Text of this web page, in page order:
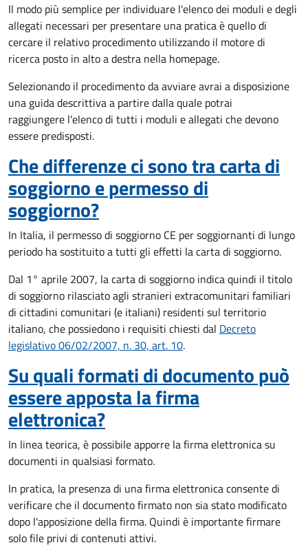
Il modo più semplice per individuare l'elenco dei moduli e degli
allegati necessari per presentare una pratica è quello di
cercare il relativo procedimento utilizzando il motore di
ricerca posto in alto a destra nella homepage.
Selezionando il procedimento da avviare avrai a disposizione
una guida descrittiva a partire dalla quale potrai
raggiungere l'elenco di tutti i moduli e allegati che devono
essere predisposti.
Che differenze ci sono tra carta di
soggiorno e permesso di
soggiorno?
In Italia, il permesso di soggiorno CE per soggiornanti di lungo
periodo ha sostituito a tutti gli effetti la carta di soggiorno.
Dal 1° aprile 2007, la carta di soggiorno indica quindi il titolo
di soggiorno rilasciato agli stranieri extracomunitari familiari
di cittadini comunitari (e italiani) residenti sul territorio
italiano, che possiedono i requisiti chiesti dal Decreto
legislativo 06/02/2007, n. 30, art. 10.
Su quali formati di documento può
essere apposta la firma
elettronica?
In linea teorica, è possibile apporre la firma elettronica su
documenti in qualsiasi formato.
In pratica, la presenza di una firma elettronica consente di
verificare che il documento firmato non sia stato modificato
dopo l'apposizione della firma. Quindi è importante firmare
solo file privi di contenuti attivi.